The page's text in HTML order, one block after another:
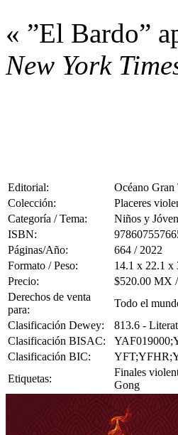
« ”El Bardo”
New York
Editorial:
Océano Gran
Colección:
Placeres
Categoría / Tema:
Niños y
ISBN:
Páginas/Año:
664 / 2022
Formato / Peso:
14.1 x 22.1 x
Precio:
$520.00 MX
Derechos de venta
para:
Todo el
Clasificación Dewey:
813.6 -
Clasificación BISAC:
Clasificación BIC:
Etiquetas:
Finales
Gong